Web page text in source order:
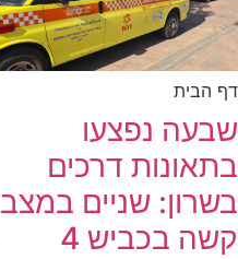
דף הבית
שבעה נפצעו
בתאונות דרכים
בשרון: שניים במצב
קשה בכביש 4